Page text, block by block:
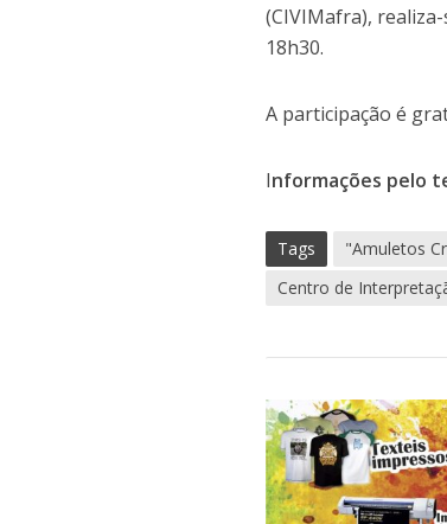
(CIVIMafra),
18h30.
A participação é
Informações pelo
Tags "Amuletos
Centro de